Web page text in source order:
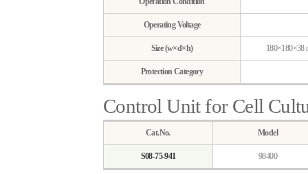
Operating Voltage
Size (w×d×h) 180×180×38
Protection Category
Control Unit for Cell
Cat.No. Model
S08-75-941 98400